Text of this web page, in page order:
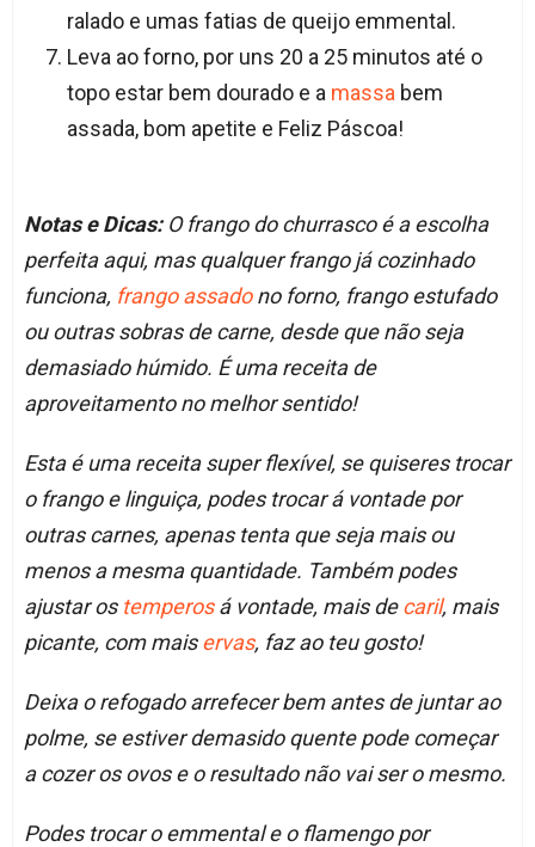
ralado e umas fatias de queijo emmental.
Leva ao forno, por uns 20 a 25 minutos até o
topo estar bem dourado e a massa bem
assada, bom apetite e Feliz Páscoa!
Notas e Dicas:O frango do churrasco é a escolha
perfeita aqui, mas qualquer frango já cozinhado
funciona, frango assadono forno, frango estufado
ou outras sobras de carne, desde que não seja
demasiado húmido. É uma receita de
aproveitamento no melhor sentido!
Esta é uma receita super flexível, se quiseres trocar
o frango e linguiça, podes trocar á vontade por
outras carnes, apenas tenta que seja mais ou
menos a mesma quantidade. Também podes
ajustar os temperosá vontade, mais decaril, mais
picante, com maiservas, faz ao teu gosto!
Deixa o refogado arrefecer bem antes de juntar ao
polme, se estiver demasido quente pode começar
a cozer os ovos e o resultado não vai ser o mesmo.
Podes trocar o emmental e o flamengo por